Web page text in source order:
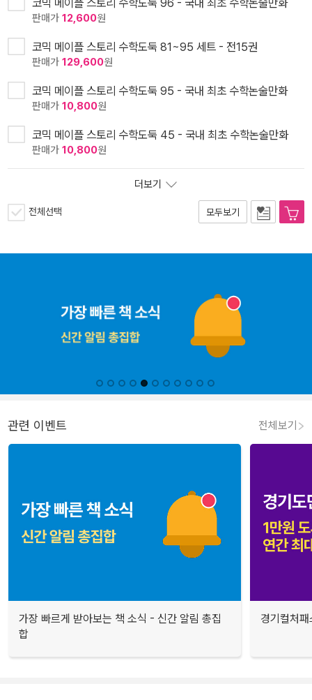
코믹 메이플 스토리 수학도둑 96 - 국내 최초 수학논술만화
판매가 12,600원
코믹 메이플 스토리 수학도둑 81~95 세트 - 전15권
판매가 129,600원
코믹 메이플 스토리 수학도둑 95 - 국내 최초 수학논술만화
판매가 10,800원
코믹 메이플 스토리 수학도둑 45 - 국내 최초 수학논술만화
판매가 10,800원
더보기
전체선택 모두보기
관련 이벤트 전체보기
가장 빠르게 받아보는 책 소식 - 신간 알림 총집
합
경기컬처